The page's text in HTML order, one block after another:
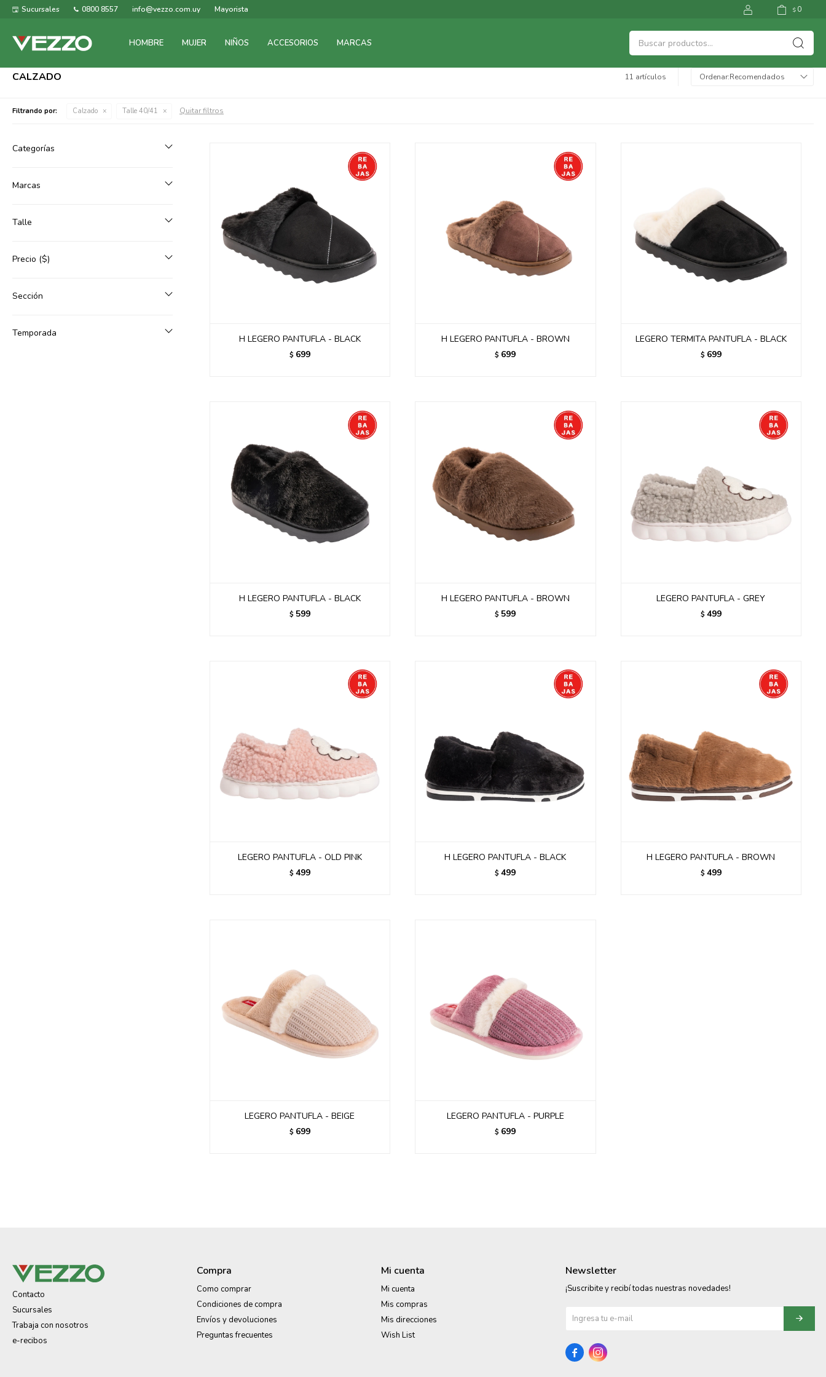
HOMBRE MUJER NIÑOS ACCESORIOS MARCAS
$ 0
Sucursales 0800 8557 info@vezzo.com.uy Mayorista
CALZADO 11 artículos Recomendados
Filtrando por: Calzado Talle 40/41 Quitar filtros
H LEGERO PANTUFLA - BLACK
$ 699
H LEGERO PANTUFLA - BROWN
$ 699
LEGERO TERMITA PANTUFLA - BLACK
$ 699
H LEGERO PANTUFLA - BLACK
$ 599
H LEGERO PANTUFLA - BROWN
$ 599
LEGERO PANTUFLA - GREY
$ 499
LEGERO PANTUFLA - OLD PINK
$ 499
H LEGERO PANTUFLA - BLACK
$ 499
H LEGERO PANTUFLA - BROWN
$ 499
LEGERO PANTUFLA - BEIGE
$ 699
LEGERO PANTUFLA - PURPLE
$ 699
Categorías
Marcas
Talle
Precio ($)
Sección
Temporada
Contacto
Sucursales
Trabaja con nosotros
e-recibos
Compra
Como comprar
Condiciones de compra
Envíos y devoluciones
Preguntas frecuentes
Mi cuenta
Mi cuenta
Mis compras
Mis direcciones
Wish List
Newsletter
¡Suscribite y recibí todas nuestras novedades!
 